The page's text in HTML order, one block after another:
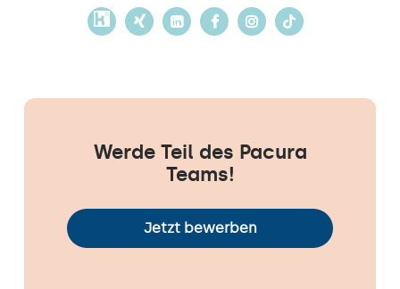
Werde Teil des Pacura
Teams!
Jetzt bewerben